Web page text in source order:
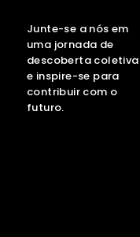
Junte-se a nós em
uma jornada de
descoberta coletiva
e inspire-se para
contribuir com o
futuro.